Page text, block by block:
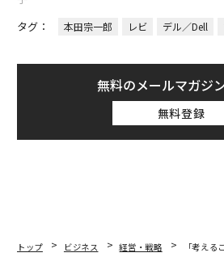
タグ：
本田宗一郎 レビ デル／Dell
無料のメールマガジ
無料登録
トップ ビジネス 経営・戦略
「考え